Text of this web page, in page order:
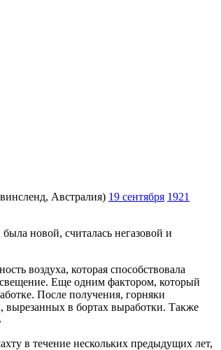
Австралия) 19 сентября 1921
новой, считалась негазовой и
воздуха, которая способствовала
Еще одним фактором, который
После получения, горняки
вырезанных в бортах выработки. Также
в течение нескольких предыдущих лет,